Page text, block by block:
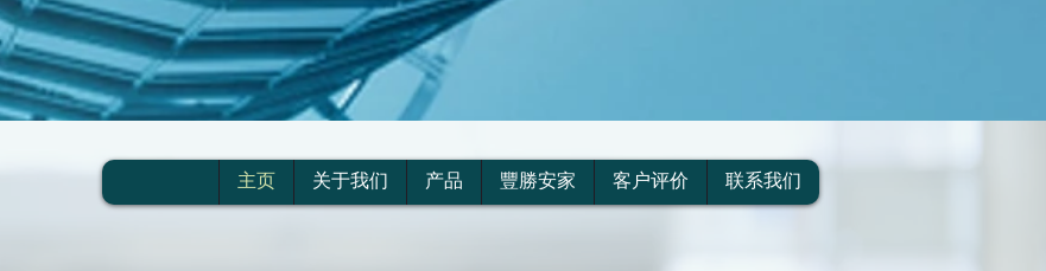
主页 关于我们 产品 豐勝安家 客户评价 联系我们